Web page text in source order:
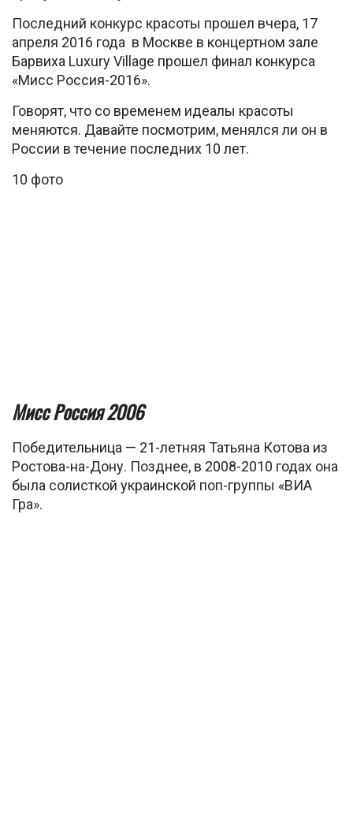
Последний конкурс красоты прошел вчера, 17
апреля 2016 года в Москве в концертном зале
Барвиха Luxury Village прошел финал конкурса
«Мисс Россия-2016».
Говорят, что со временем идеалы красоты
меняются. Давайте посмотрим, менялся ли он в
России в течение последних 10 лет.
10 фото
Мисс Россия 2006
Победительница — 21-летняя Татьяна Котова из
Ростова-на-Дону. Позднее, в 2008-2010 годах она
была солисткой украинской поп-группы «ВИА
Гра».